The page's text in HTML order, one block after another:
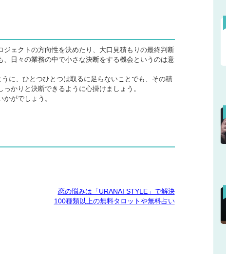
ェクトの方向性を決めたり、大口見積もりの最終判断
日々の業務の中で小さな決断をする機会というのは意
に、ひとつひとつは取るに足らないことでも、その積
かりと決断できるように心掛けましょう。
がでしょう。
恋の悩みは「URANAI STYLE」で解決
100種類以上の無料タロットや無料占い